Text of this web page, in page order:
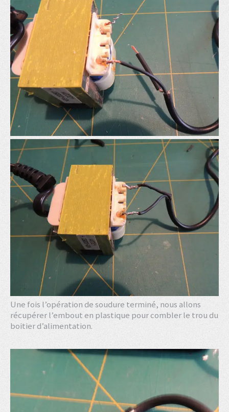
Une fois l’opération de soudure terminé, nous allons
récupérer l’embout en plastique pour combler le trou du
boitier d’alimentation.